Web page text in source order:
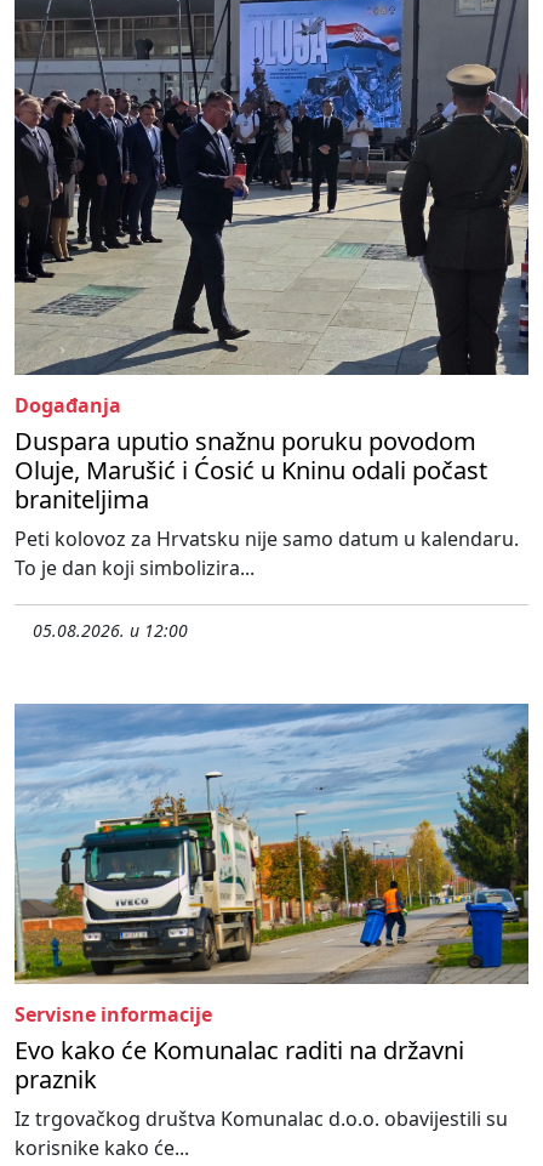
Događanja
Duspara uputio snažnu poruku povodom
Oluje, Marušić i Ćosić u Kninu odali počast
braniteljima
Peti kolovoz za Hrvatsku nije samo datum u kalendaru.
To je dan koji simbolizira...
05.08.2026. u 12:00
Servisne informacije
Evo kako će Komunalac raditi na državni
praznik
Iz trgovačkog društva Komunalac d.o.o. obavijestili su
korisnike kako će...